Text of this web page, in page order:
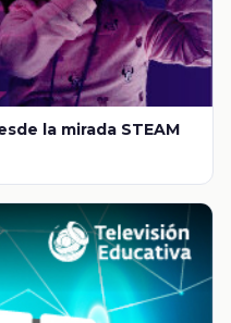
la mirada STEAM